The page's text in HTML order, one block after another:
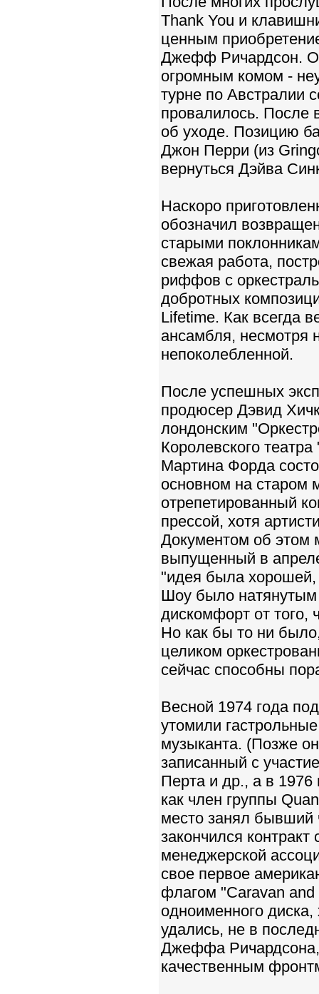
Thank You и
ценным
Джефф Ричардсон.
огромным комом -
турне по Австралии
провалилось. После
об уходе. Позицию
Джон Пеppи (из
вернуться Дэйва
Наскоpо
обозначил
старыми
свежая работа,
риффов с
добротных
Lifetime. Как всегда
ансамбля, несмотря
непоколебленной.
После успешных
продюсер Дэвид
лондонским
Коpолевского
Мартина Фоpда
основном на старом
отрепетированный
прессой, хотя
Документом об этом
выпущенный в
"идея была хорошей,
Шоу было
дискомфорт от того,
Но как бы то ни
целиком
сейчас способны
Весной 1974 года
утомили
музыканта. (Позже
записанный с
Перта и др., а в 1976
как член группы
место занял бывший
закончился
менеджерской
свое первое
флагом "Caravan
одноименного
удались, не в
Джеффа
качественным